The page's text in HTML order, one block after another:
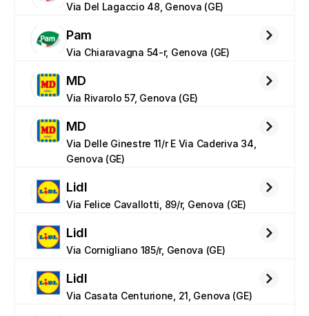
Via Del Lagaccio 48, Genova (GE)
Pam
Via Chiaravagna 54-r, Genova (GE)
MD
Via Rivarolo 57, Genova (GE)
MD
Via Delle Ginestre 11/r E Via Caderiva 34,
Genova (GE)
Lidl
Via Felice Cavallotti, 89/r, Genova (GE)
Lidl
Via Cornigliano 185/r, Genova (GE)
Lidl
Via Casata Centurione, 21, Genova (GE)